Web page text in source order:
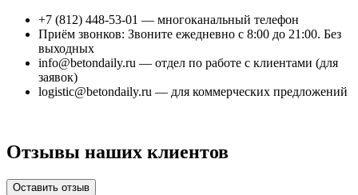
+7 (812) 448-53-01 — многоканальный телефон
Приём звонков: Звоните ежедневно с 8:00 до 21:00. Без
выходных
info@betondaily.ru — отдел по работе с клиентами (для
заявок)
logistic@betondaily.ru — для коммерческих предложений
Отзывы наших клиентов
Оставить отзыв